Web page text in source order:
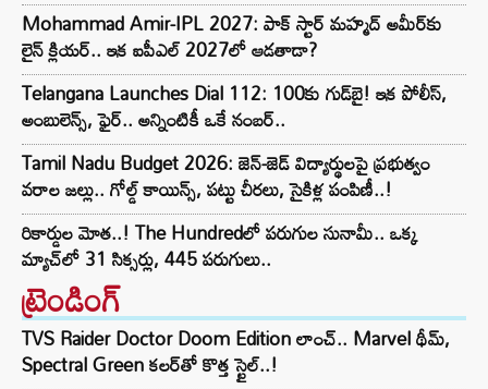
Mohammad Amir-IPL 2027: పాక్ స్టార్ మహ్మద్ అమీర్‌కు
లైన్ క్లియర్.. ఇక ఐపీఎల్‌ 2027లో ఆడతాడా?
Telangana Launches Dial 112: 100కు గుడ్‌బై! ఇక పోలీస్,
అంబులెన్స్, ఫైర్.. అన్నింటికీ ఒకే నంబర్..
Tamil Nadu Budget 2026: జెన్-జెడ్ విద్యార్థులపై ప్రభుత్వం
వరాల జల్లు.. గోల్డ్ కాయిన్స్, పట్టు చీరలు, సైకిళ్ల పంపిణీ..!
రికార్డుల మోత..! The Hundredలో పరుగుల సునామీ.. ఒక్క
మ్యాచ్‌లో 31 సిక్సర్లు, 445 పరుగులు..
ట్రెండింగ్‌
TVS Raider Doctor Doom Edition లాంచ్.. Marvel థీమ్,
Spectral Green కలర్‌తో కొత్త స్టైల్..!